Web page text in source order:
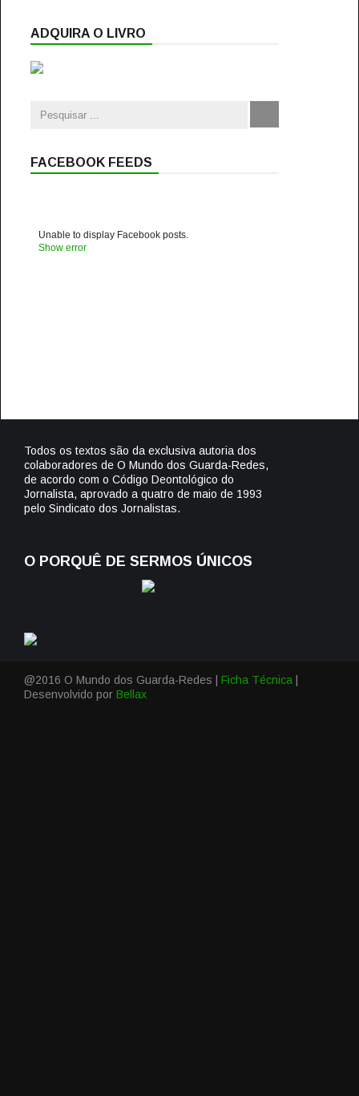
ADQUIRA O LIVRO
FACEBOOK FEEDS
Unable to display Facebook posts.
Show error
Todos os textos são da exclusiva autoria dos
colaboradores de O Mundo dos Guarda-Redes,
de acordo com o Código Deontológico do
Jornalista, aprovado a quatro de maio de 1993
pelo Sindicato dos Jornalistas.
O PORQUÊ DE SERMOS ÚNICOS
@2016 O Mundo dos Guarda-Redes | Ficha Técnica
Desenvolvido por Bellax